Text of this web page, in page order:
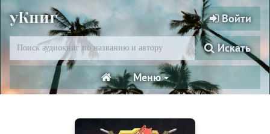
уКниг Войти
Искать
Меню